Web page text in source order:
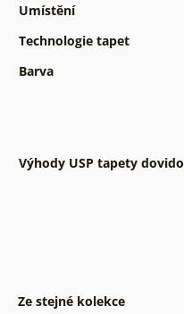
Umístění
Technologie tapet
Barva
Výhody USP tapety dovido
Ze stejné kolekce